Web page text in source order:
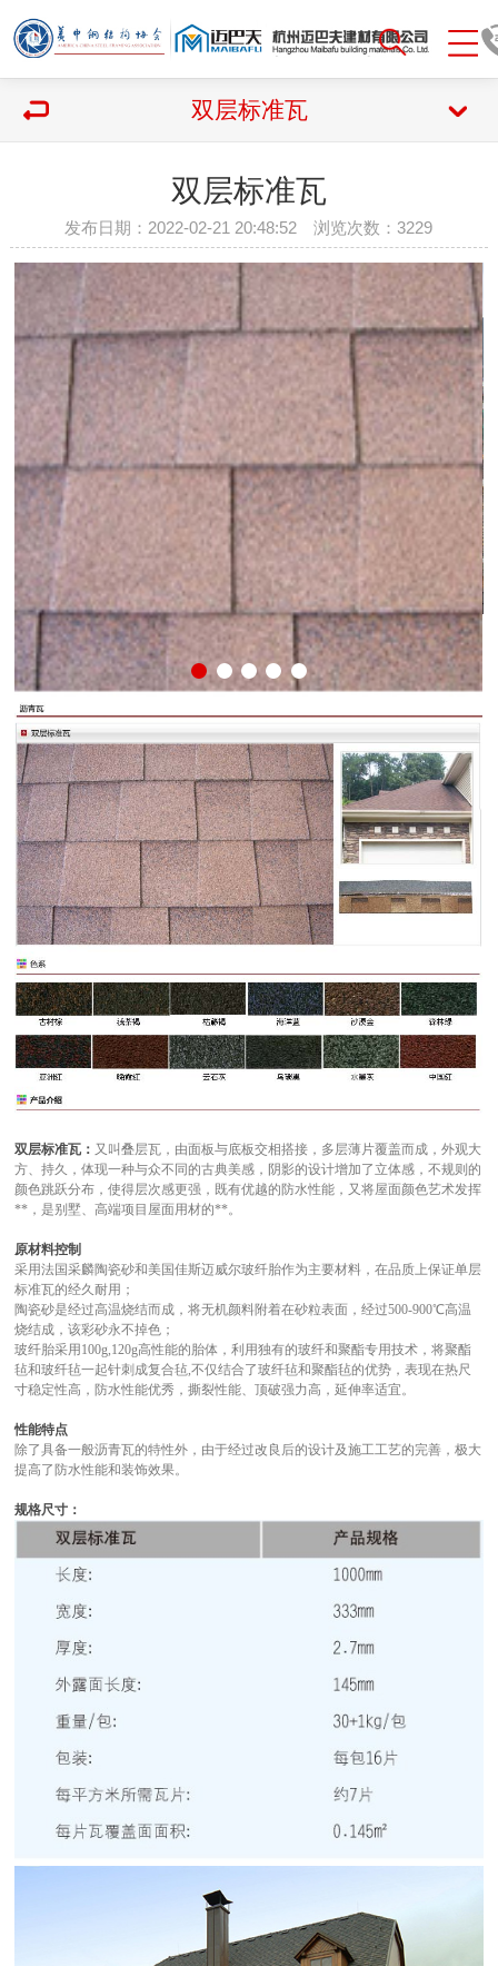
双层标准瓦
双层标准瓦
发布日期：2022-02-21 20:48:52 浏览次数：3229
双层标准瓦： 又叫叠层瓦，由面板与底板交相搭接，多层薄片覆盖而成，外观大
方、持久，体现一种与众不同的古典美感，阴影的设计增加了立体感，不规则的
颜色跳跃分布，使得层次感更强，既有优越的防水性能，又将屋面颜色艺术发挥
**，是别墅、高端项目屋面用材的**。
原材料控制
采用法国采麟陶瓷砂和美国佳斯迈威尔玻纤胎作为主要材料，在品质上保证单层
标准瓦的经久耐用；
陶瓷砂是经过高温烧结而成，将无机颜料附着在砂粒表面，经过500-900℃高温
烧结成，该彩砂永不掉色；
玻纤胎采用100g,120g高性能的胎体，利用独有的玻纤和聚酯专用技术，将聚酯
毡和玻纤毡一起针刺成复合毡,不仅结合了玻纤毡和聚酯毡的优势，表现在热尺
寸稳定性高，防水性能优秀，撕裂性能、顶破强力高，延伸率适宜。
性能特点
除了具备一般沥青瓦的特性外，由于经过改良后的设计及施工工艺的完善，极大
提高了防水性能和装饰效果。
规格尺寸：